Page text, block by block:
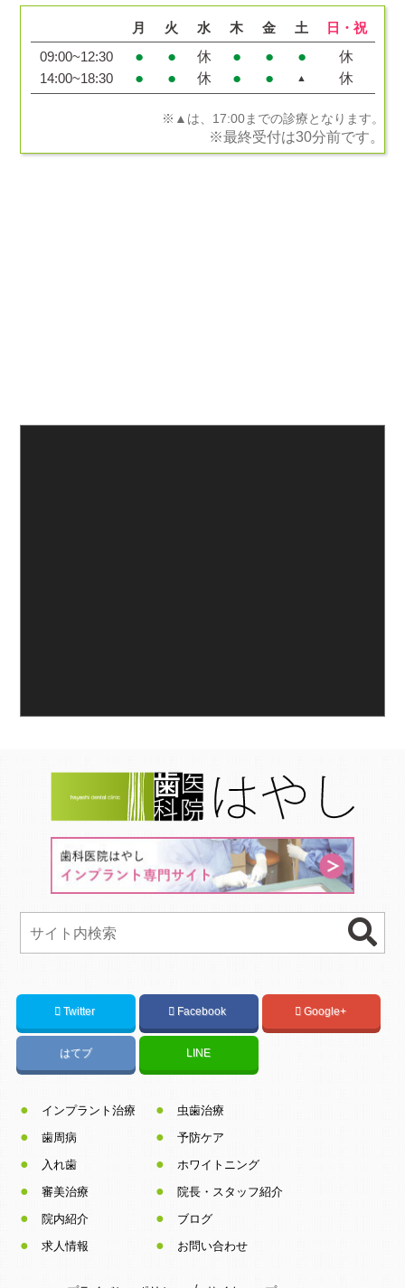
月 火 水 木 金 土
日・祝
09:00~12:30
● ● 休 ● ● ● 休
14:00~18:30 ● ● 休 ● ● ▲ 休
※▲は、17:00までの診療となります。
※最終受付は30分前です。
Twitter Facebook Google+
はてブ LINE
インプラント治療
虫歯治療
歯周病
予防ケア
入れ歯
ホワイトニング
審美治療
院長・スタッフ紹介
院内紹介
ブログ
求人情報
お問い合わせ